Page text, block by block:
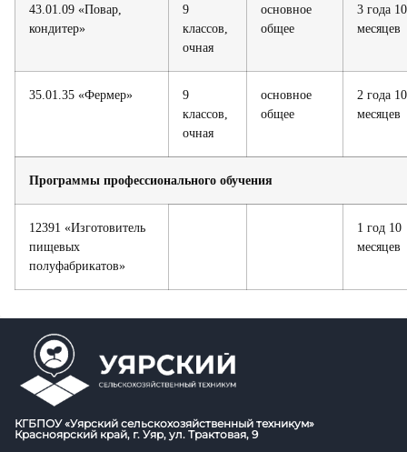
43.01.09 «Повар,
кондитер»
9
классов,
очная
основное
общее
3 года 10
месяцев
35.01.35 «Фермер»
9
классов,
очная
основное
общее
2 года 10
месяцев
Программы профессионального обучения
12391 «Изготовитель
пищевых
полуфабрикатов»
1 год 10
месяцев
КГБПОУ «Уярский сельскохозяйственный техникум»
Красноярский край, г. Уяр, ул. Трактовая, 9